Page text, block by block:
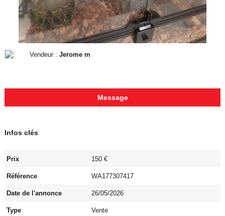
Vendeur : Jerome m
Message
Infos clés
Prix 150 €
Référence WA177307417
Date de l'annonce 26/05/2026
Type Vente